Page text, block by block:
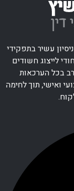
עשיר בתפקידי
לייצוג חשודים
בכל הערכאות
ואישי, תוך לחימה